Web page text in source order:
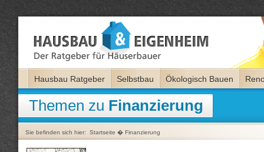
Hausbau Ratgeber Selbstbau Ökologisch Bauen
Themen zu Finanzierung
Sie befinden sich hier: Startseite � Finanzierung